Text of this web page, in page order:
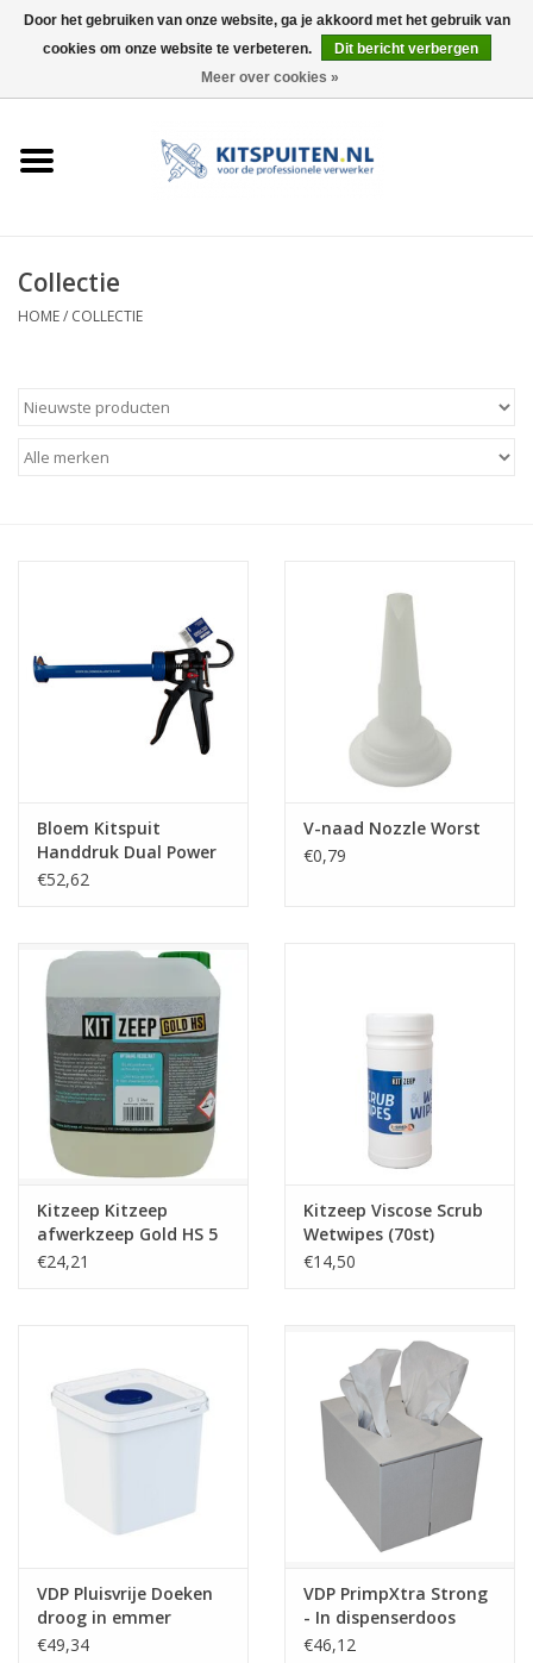
0 Artikelen - €0,00
ELEKTRISCH
LUCHTDRUK
Collectie
HOME/ COLLECTIE
Bloem Kitspuit
Handdruk Dual Power
310 ml
€52,62
V-naad Nozzle Worst
€0,79
Kitzeep Kitzeep
afwerkzeep Gold HS 5
Liter
€24,21
Kitzeep Viscose Scrub
Wetwipes (70st)
€14,50
VDP Pluisvrije Doeken
droog in emmer
€49,34
VDP PrimpXtra Strong
- In dispenserdoos
€46,12
Door het gebruiken van onze website, ga je akkoord met het gebruik van
cookies om onze website te verbeteren.
Dit bericht verbergen
Meer over cookies »